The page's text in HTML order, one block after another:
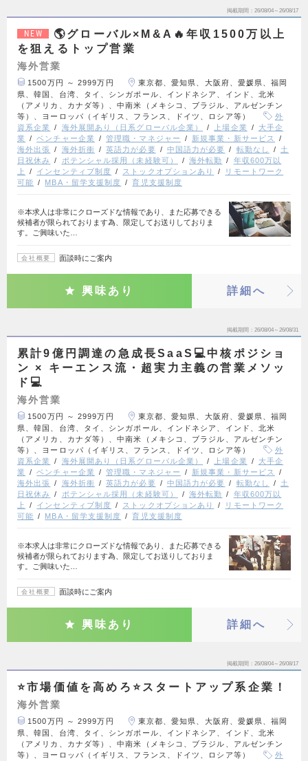
掲載期間 26/08/04～26/08/17
NEW
🌎グローバル×M&A🔥年収1500万以上
を狙えるトップ営業
海外営業
1500万円 ～ 2999万円
東京都、愛知県、大阪府、愛媛県、福岡
県、韓国、台湾、タイ、シンガポール、インドネシア、インド、北米
（アメリカ、カナダ等）、中南米（メキシコ、ブラジル、アルゼンチン
等）、ヨーロッパ（イギリス、フランス、ドイツ、ロシア等）
外
資系企業
海外展開あり（日系グローバル企業） 上場企業
大手企
業
ベンチャー企業 管理職・マネジャー
新規事業・新サービス
海外出張
海外折衝 英語力が必要 中国語力が必要 転勤なし
土
日祝休み
ポテンシャル採用（未経験可） 海外転勤
年収600万以
上
インセンティブ制度 ストックオプションあり
リモートワーク
可能
MBA・留学支援制度 育児支援制度
※本求人は非常にクローズドな情報であり、また応募できる
候補者が限られております為、限定してお送りしておりま
す。ご興味いた…
会社概要 面談時にご案内
興味あり 詳細へ
掲載期間 26/08/04～26/08/31
累計9億円調達の急成長SaaS💻中核ポジショ
ン × キーエンス流・超実力主義の営業メソッ
ド💻
海外営業
1500万円 ～ 2999万円
東京都、愛知県、大阪府、愛媛県、福岡
県、韓国、台湾、タイ、シンガポール、インドネシア、インド、北米
（アメリカ、カナダ等）、中南米（メキシコ、ブラジル、アルゼンチン
等）、ヨーロッパ（イギリス、フランス、ドイツ、ロシア等）
外
資系企業
海外展開あり（日系グローバル企業） 上場企業
大手企
業
ベンチャー企業 管理職・マネジャー
新規事業・新サービス
海外出張
海外折衝 英語力が必要 中国語力が必要 転勤なし
土
日祝休み
ポテンシャル採用（未経験可） 海外転勤
年収600万以
上
インセンティブ制度 ストックオプションあり
リモートワーク
可能
MBA・留学支援制度 育児支援制度
※本求人は非常にクローズドな情報であり、また応募できる
候補者が限られております為、限定してお送りしておりま
す。ご興味いた…
会社概要 面談時にご案内
興味あり 詳細へ
掲載期間 26/08/04～26/08/17
⭐市場価値を高めろ⭐スタートアップ系企業！
海外営業
1500万円 ～ 2999万円
東京都、愛知県、大阪府、愛媛県、福岡
県、韓国、台湾、タイ、シンガポール、インドネシア、インド、北米
（アメリカ、カナダ等）、中南米（メキシコ、ブラジル、アルゼンチン
等）、ヨーロッパ（イギリス、フランス、ドイツ、ロシア等）
外